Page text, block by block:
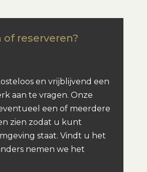
reserveren?
en vrijblijvend een
aan te vragen. Onze
een of meerdere
zien zodat u kunt
staat. Vindt u het
nemen we het